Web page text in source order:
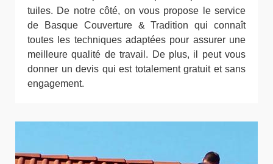
tuiles. De notre côté, on vous propose le service
de Basque Couverture & Tradition qui connaît
toutes les techniques adaptées pour assurer une
meilleure qualité de travail. De plus, il peut vous
donner un devis qui est totalement gratuit et sans
engagement.